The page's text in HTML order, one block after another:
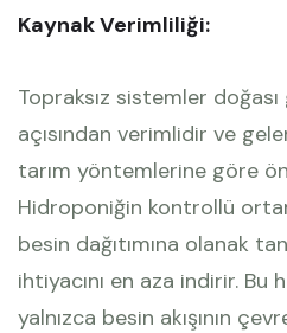
Kaynak Verimliliği:
Topraksız sistemler
açısından verimlidir ve
tarım yöntemlerine göre
Hidroponiğin kontrollü
besin dağıtımına olanak
ihtiyacını en aza indirir. Bu
yalnızca besin akışının